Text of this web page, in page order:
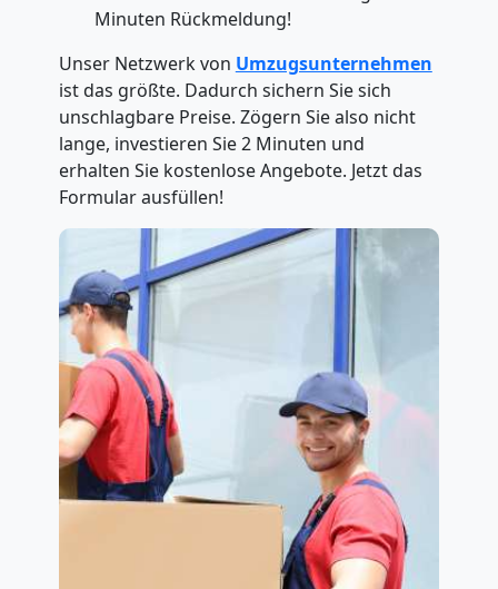
Minuten Rückmeldung!
Unser Netzwerk von Umzugsunternehmen
ist das größte. Dadurch sichern Sie sich
unschlagbare Preise. Zögern Sie also nicht
lange, investieren Sie 2 Minuten und
erhalten Sie kostenlose Angebote. Jetzt das
Formular ausfüllen!